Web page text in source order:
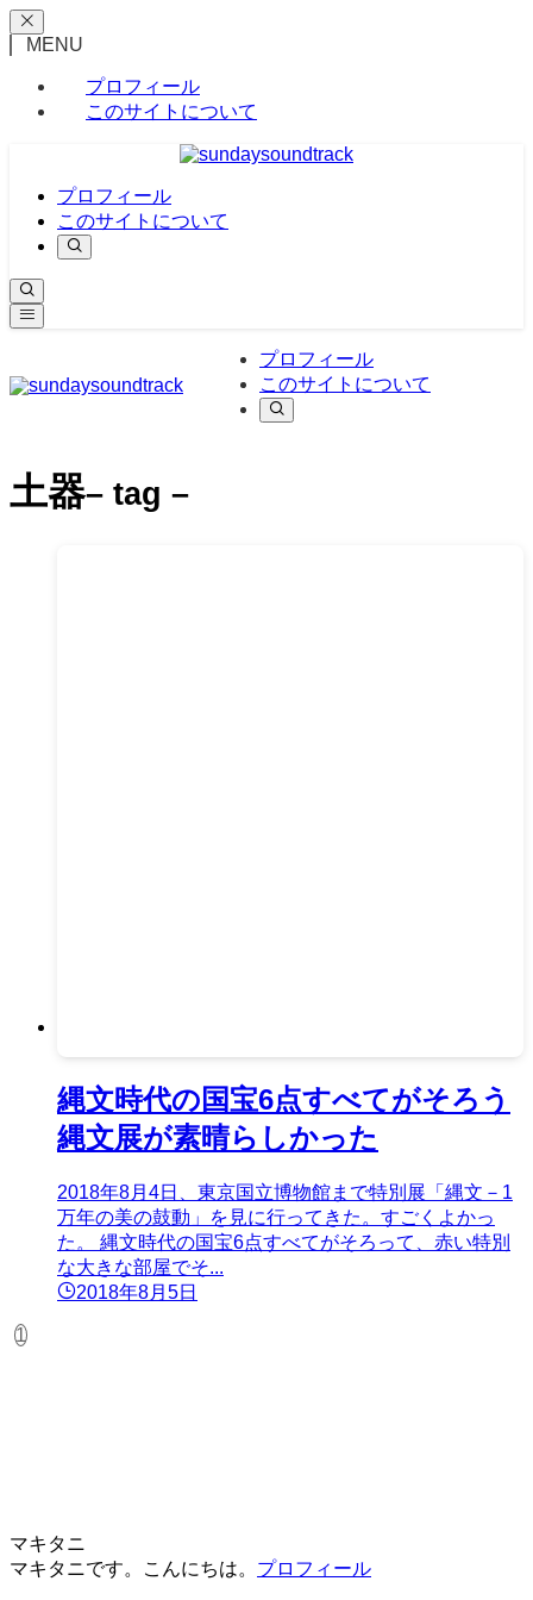
MENU
プロフィール
このサイトについて
プロフィール
このサイトについて
プロフィール
このサイトについて
土器– tag –
縄文時代の国宝6点すべてがそろう
縄文展が素晴らしかった
2018年8月4日、東京国立博物館まで特別展「縄文－1
万年の美の鼓動」を見に行ってきた。すごくよかっ
た。 縄文時代の国宝6点すべてがそろって、赤い特別
な大きな部屋でそ...
2018年8月5日
1
マキタニ
マキタニです。こんにちは。 プロフィール